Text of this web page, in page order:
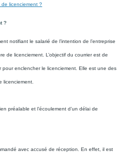
de licenciement ?
?
notifiant le salarié de l’intention de l’entreprise
de licenciement. L’objectif du courrier est de
pour enclencher le licenciement. Elle est une des
licenciement.
préalable et l’écoulement d’un délai de
avec accusé de réception. En effet, il est